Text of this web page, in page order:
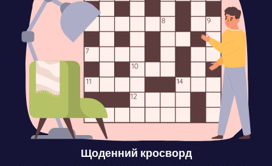
Щоденний кросворд